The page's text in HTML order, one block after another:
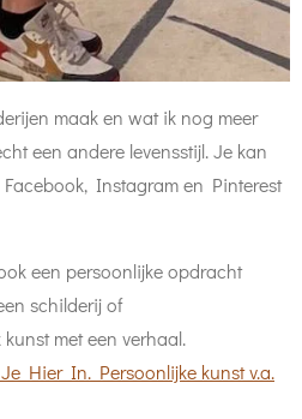
maak en wat ik nog meer
een andere levensstijl. Je kan
Instagram en Pinterest
een persoonlijke opdracht
schilderij of
met een verhaal.
Hier In. Persoonlijke kunst v.a.